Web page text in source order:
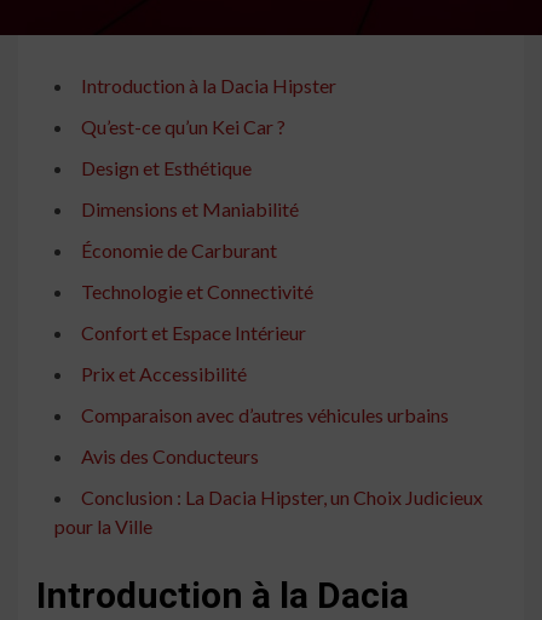
Introduction à la Dacia Hipster
Qu’est-ce qu’un Kei Car ?
Design et Esthétique
Dimensions et Maniabilité
Économie de Carburant
Technologie et Connectivité
Confort et Espace Intérieur
Prix et Accessibilité
Comparaison avec d’autres véhicules urbains
Avis des Conducteurs
Conclusion : La Dacia Hipster, un Choix Judicieux
pour la Ville
Introduction à la Dacia